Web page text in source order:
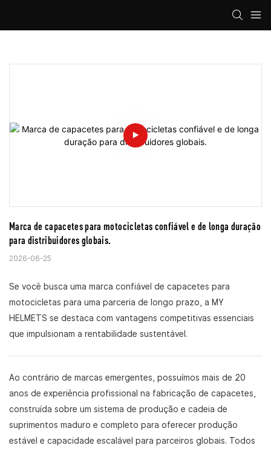
Marca de capacetes para motocicletas confiável e de longa duração
para distribuidores globais.
2026-06-25
Se você busca uma marca confiável de capacetes para
motocicletas para uma parceria de longo prazo, a MY
HELMETS se destaca com vantagens competitivas essenciais
que impulsionam a rentabilidade sustentável.
Ao contrário de marcas emergentes, possuímos mais de 20
anos de experiência profissional na fabricação de capacetes,
construída sobre um sistema de produção e cadeia de
suprimentos maduro e completo para oferecer produção
estável e capacidade escalável para parceiros globais. Todos